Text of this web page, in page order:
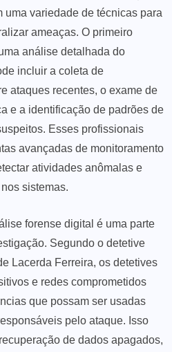
uma variedade de técnicas para
ameaças. O primeiro
análise detalhada do
incluir a coleta de
ataques recentes, o exame de
e a identificação de padrões de
Esses profissionais
avançadas de monitoramento
atividades anômalas e
sistemas.
forense digital é uma parte
Segundo o detetive
Lacerda Ferreira, os detetives
e redes comprometidos
que possam ser usadas
pelo ataque. Isso
de dados apagados,